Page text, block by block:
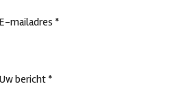
mailadres *
bericht *